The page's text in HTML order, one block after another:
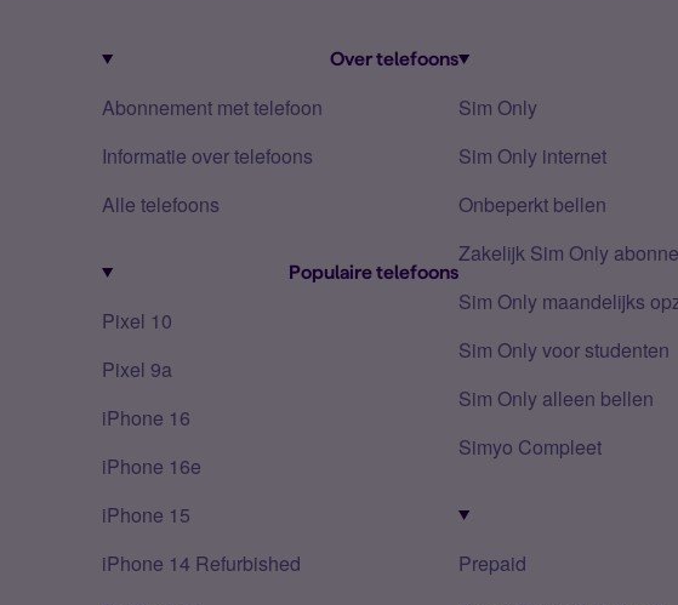
Over telefoons
Abonnement met telefoon
Informatie over telefoons
Alle telefoons
Populaire telefoons
Pixel 10
Pixel 9a
iPhone 16
iPhone 16e
iPhone 15
iPhone 14 Refurbished
Sim Only
Sim Only internet
Onbeperkt bellen
Zakelijk Sim Only
Sim Only maandelijks
Sim Only voor studenten
Sim Only alleen bellen
Simyo Compleet
Prepaid